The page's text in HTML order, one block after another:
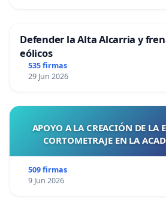
Defender la Alta Alcarria y
eólicos
535 firmas
29 Jun 2026
APOYO A LA CREACIÓN DE LA
CORTOMETRAJE EN LA
509 firmas
9 Jun 2026